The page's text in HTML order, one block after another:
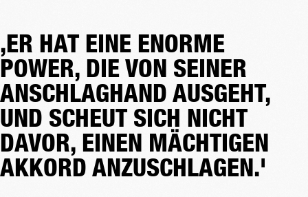
‚ER HAT EINE ENORME
POWER, DIE VON SEINER
ANSCHLAGHAND AUSGEHT,
UND SCHEUT SICH NICHT
DAVOR, EINEN MÄCHTIGEN
AKKORD ANZUSCHLAGEN.'